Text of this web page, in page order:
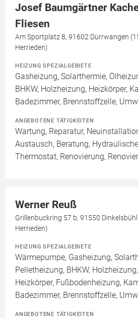
Josef Baumgärtner
Fliesen
Am Sportplatz 8, 91602 Dürrwangen
Herrieden)
HEIZUNG SPEZIALGEBIETE
Gasheizung, Solarthermie,
BHKW, Holzheizung, Heizkörper,
Badezimmer, Brennstoffzelle,
ANGEBOTENE TÄTIGKEITEN
Wartung, Reparatur,
Austausch, Beratung,
Thermostat, Renovierung,
Werner Reuß
Grillenbuckring 57 b, 91550
Herrieden)
HEIZUNG SPEZIALGEBIETE
Wärmepumpe, Gasheizung,
Pelletheizung, BHKW,
Heizkörper, Fußbodenheizung,
Badezimmer, Brennstoffzelle,
ANGEBOTENE TÄTIGKEITEN